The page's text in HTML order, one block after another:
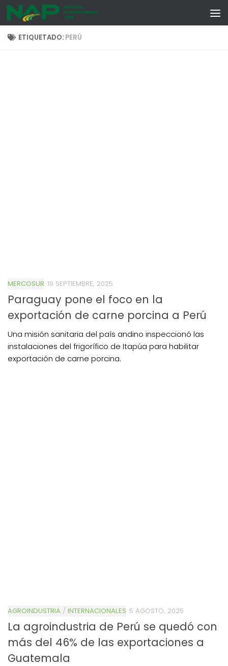
Skip to content
ETIQUETADO: PERÚ
MERCOSUR 19 SEPTIEMBRE, 2025
Paraguay pone el foco en la
exportación de carne porcina a Perú
Una misión sanitaria del país andino inspeccionó las
instalaciones del frigorífico de Itapúa para habilitar
exportación de carne porcina.
AGROINDUSTRIA / INTERNACIONALES 5 AGOSTO, 2025
La agroindustria de Perú se quedó con
más del 46% de las exportaciones a
Guatemala